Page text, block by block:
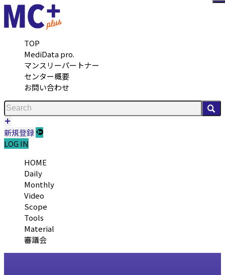
TOP
MediData pro.
マンスリーパートナー
センター概要
お問い合わせ
新規登録
LOG IN
HOME
Daily
Monthly
Video
Scope
Tools
Material
審議会
メ